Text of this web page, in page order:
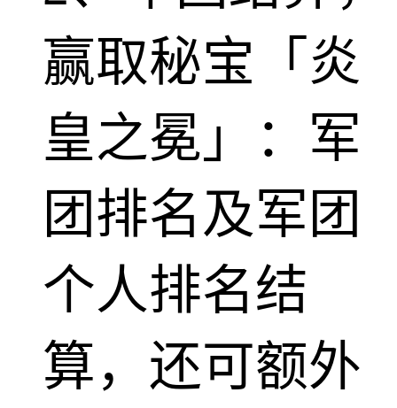
赢取秘宝「炎
皇之冕」：军
团排名及军团
个人排名结
算，还可额外